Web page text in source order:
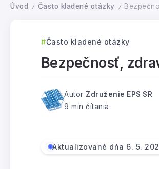
Úvod / Často kladené otázky /
Často kladené otázky
Bezpečnosť,
Autor Združenie EPS SR
9 min čítania
Aktualizované dňa 6. 5.